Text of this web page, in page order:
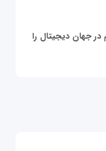
جهان دیجیتال را